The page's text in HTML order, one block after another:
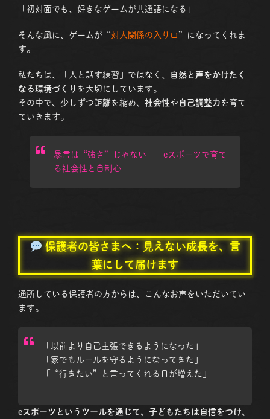
「初対面でも、好きなゲームが共通語になる」
そんな風に、ゲームが“対人関係の入り口 ”になってくれま
す。
私たちは、「人と話す練習」ではなく、
自然と声をかけたく
なる環境づくり を大切にしています。
その中で、少しずつ距離を縮め、 社会性や 自己調整力 を育て
ていきます。
暴言は“強さ”じゃない──eスポーツで育て
る社会性と自制心
保護者の皆さまへ：見えない成長を、言
葉にして届けます
通所している保護者の方からは、こんなお声をいただいてい
ます。
「以前より自己主張できるようになった」
「家でもルールを守るようになってきた」
「“行きたい”と言ってくれる日が増えた」
eスポーツというツールを通じて、子どもたちは自信をつけ、